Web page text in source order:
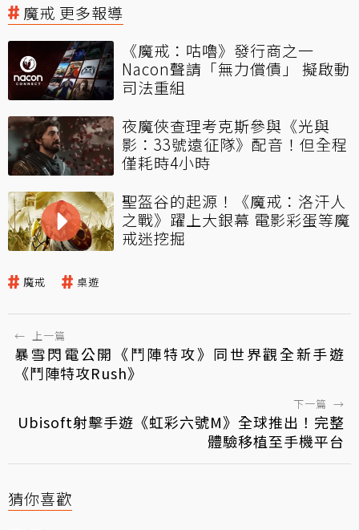
魔戒 更多報導
《魔戒：咕嚕》發行商之一
Nacon聲請「無力償債」 擬啟動
司法重組
夜魔俠查理考克斯參與《光與
影：33號遠征隊》配音！但全程
僅耗時4小時
聖盔谷的起源！《魔戒：洛汗人
之戰》躍上大銀幕 電影彩蛋等魔
戒迷挖掘
魔戒 桌遊
← 上一篇
暴雪閃電公開《鬥陣特攻》同世界觀全新手遊
《鬥陣特攻Rush》
下一篇 →
Ubisoft射擊手遊《虹彩六號M》全球推出！完整
體驗移植至手機平台
猜你喜歡